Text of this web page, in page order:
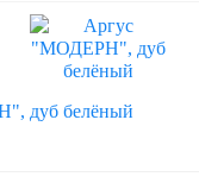
дуб белёный